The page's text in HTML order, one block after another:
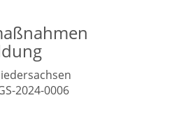
2024-0006